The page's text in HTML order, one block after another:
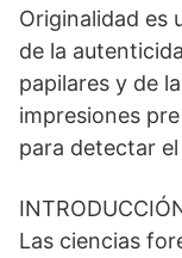
Originalidad es
de la
papilares y de
impresiones
para detectar
Las ciencias